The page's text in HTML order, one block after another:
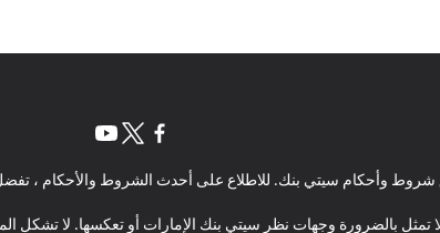
وأحكام سيتي بنك. للاطلاع على أحدث الشروط والأحكام ،
تمثل بالضرورة وجهات نظر سيتي بنك الإمارات أو تعكسها. لا تشكل